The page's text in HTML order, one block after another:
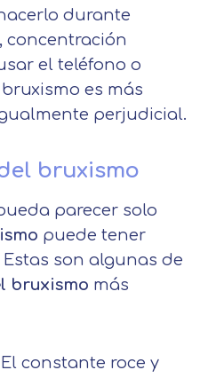
durante
concentración
el teléfono o
es más
perjudicial.
bruxismo
parecer solo
puede tener
son algunas de
bruxismo más
El constante roce y